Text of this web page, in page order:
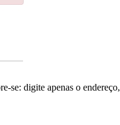
se: digite apenas o endereço,